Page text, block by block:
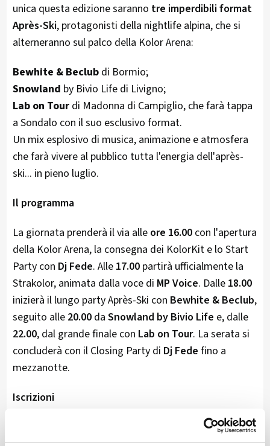
unica questa edizione saranno tre imperdibili format
Après-Ski, protagonisti della nightlife alpina, che si
alterneranno sul palco della Kolor Arena:
Bewhite & Beclub di Bormio;
Snowland by Bivio Life di Livigno;
Lab on Tour di Madonna di Campiglio, che farà tappa
a Sondalo con il suo esclusivo format.
Un mix esplosivo di musica, animazione e atmosfera
che farà vivere al pubblico tutta l'energia dell'après-
ski... in pieno luglio.
Il programma
La giornata prenderà il via alle ore 16.00 con l'apertura
della Kolor Arena, la consegna dei KolorKit e lo Start
Party con Dj Fede. Alle 17.00 partirà ufficialmente la
Strakolor, animata dalla voce di MP Voice. Dalle 18.00
inizierà il lungo party Après-Ski con Bewhite & Beclub,
seguito alle 20.00 da Snowland by Bivio Life e, dalle
22.00, dal grande finale con Lab on Tour. La serata si
concluderà con il Closing Party di Dj Fede fino a
mezzanotte.
Iscrizioni
tariffe special price